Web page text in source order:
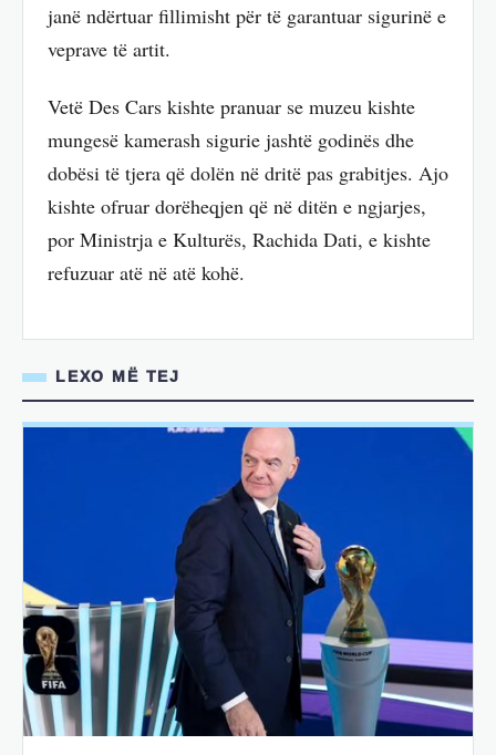
janë ndërtuar fillimisht për të garantuar sigurinë e
veprave të artit.
Vetë Des Cars kishte pranuar se muzeu kishte
mungesë kamerash sigurie jashtë godinës dhe
dobësi të tjera që dolën në dritë pas grabitjes. Ajo
kishte ofruar dorëheqjen që në ditën e ngjarjes,
por Ministrja e Kulturës, Rachida Dati, e kishte
refuzuar atë në atë kohë.
LEXO MË TEJ